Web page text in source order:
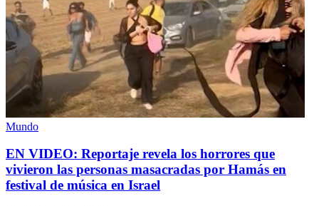
Mundo
EN VIDEO: Reportaje revela los horrores que
vivieron las personas masacradas por Hamás en
festival de música en Israel